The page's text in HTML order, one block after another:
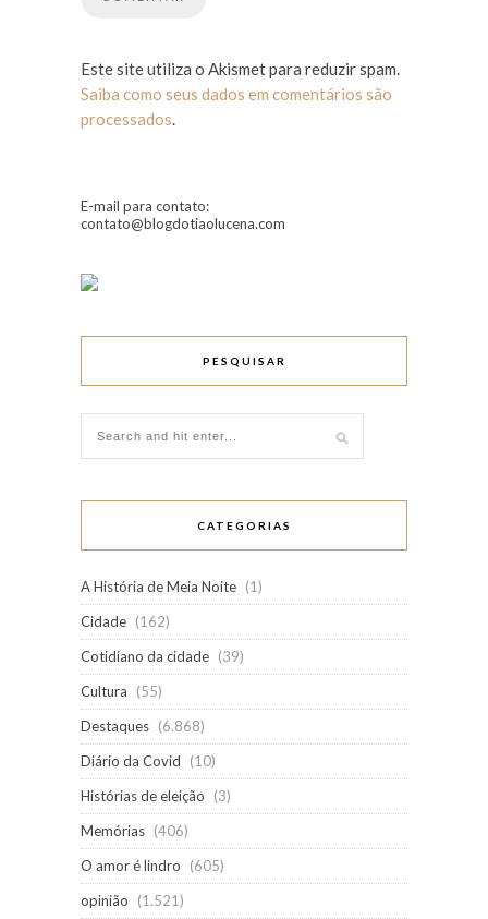
Este site utiliza o Akismet para reduzir spam.
Saiba como seus dados em comentários são
processados.
E-mail para contato:
contato@blogdotiaolucena.com
PESQUISAR
CATEGORIAS
A História de Meia Noite (1)
Cidade (162)
Cotidiano da cidade (39)
Cultura
(55)
Destaques (6.868)
Diário da Covid
(10)
Histórias de eleição
(3)
Memórias (406)
O amor é lindro
(605)
opinião
(1.521)